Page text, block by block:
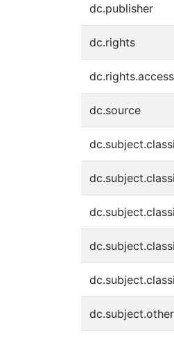
dc.publisher
dc.rights
dc.source
dc.subject.other